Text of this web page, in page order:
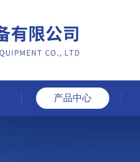
产品中心